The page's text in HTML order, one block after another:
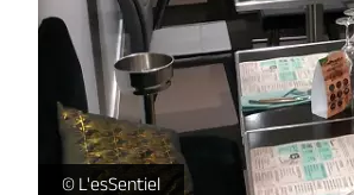
salle-restaurant-lessentiel-
© L'esSentiel